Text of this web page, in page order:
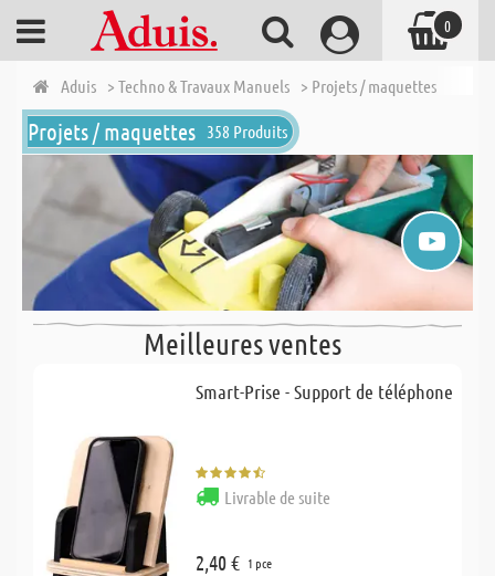
Aduis > Techno & Travaux Manuels > Projets / maquettes
Projets / maquettes 358 Produits
Meilleures ventes
Smart-Prise - Support de téléphone
Livrable de suite
2,40 € 1 pce
0